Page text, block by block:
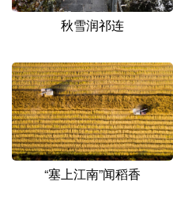
秋雪润祁连
“塞上江南”闻稻香